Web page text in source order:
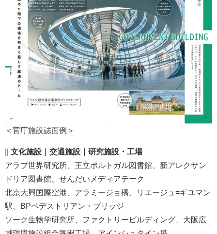
＜官庁施設誌面例＞
文化施設｜交通施設｜研究施設・工場
アラブ世界研究所、王立ポルトガル図書館、新アレクサン
ドリア図書館、せんだいメディアテーク
北京大興国際空港、アラミージョ橋、リエージュ=ギユマン
駅、BPペデストリアン・ブリッジ
ソーク生物学研究所、ファクトリービルディング、大阪広